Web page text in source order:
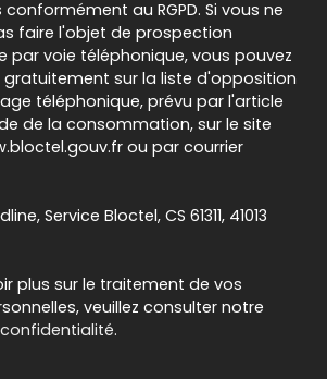
au RGPD. Si vous ne
faire l'objet de prospection
par voie téléphonique, vous pouvez
gratuitement sur la liste d'opposition
téléphonique, prévu par l'article
de la consommation, sur le site
ou par courrier
Service Bloctel, CS 61311, 41013
plus sur le traitement de vos
veuillez consulter notre
.